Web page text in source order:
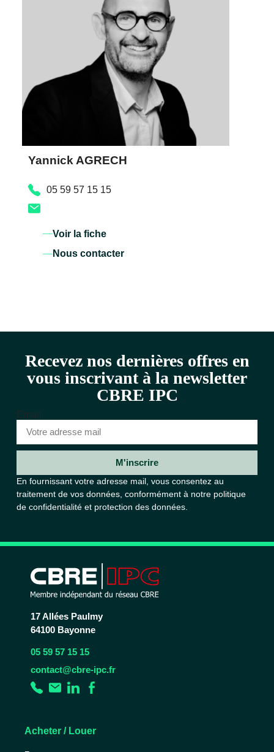
Yannick AGRECH
05 59 57 15 15
Voir la fiche
Nous contacter
Recevez nos dernières offres en
vous inscrivant à la newsletter
CBRE IPC
Email
M'inscrire
En fournissant votre adresse mail, vous consentez au
traitement de vos données, conformément à notre politique
de confidentialité et protection des données.
17 Allées Paulmy
64100 Bayonne
05 59 57 15 15
contact@cbre-ipc.fr
Acheter / Louer